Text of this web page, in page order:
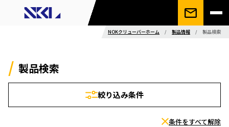
NOKクリューバーホーム / 製品情報 / 製品検索
製品検索
絞り込み条件
条件をすべて解除